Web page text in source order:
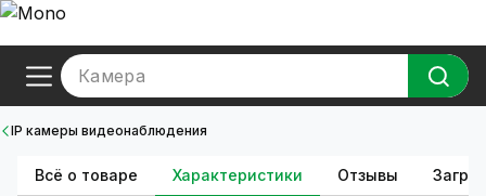
Камера
IP камеры видеонаблюдения
Всё о товаре Характеристики Отзывы